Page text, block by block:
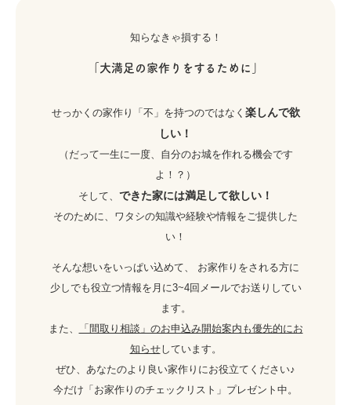
知らなきゃ損する！
「大満足の家作りをするために」
せっかくの家作り「不」を持つのではなく 楽しんで欲
しい！
（だって一生に一度、自分のお城を作れる機会です
よ！？）
そして、 できた家には満足して欲しい！
そのために、ワタシの知識や経験や情報をご提供した
い！
そんな想いをいっぱい込めて、 お家作りをされる方に
少しでも役立つ情報を月に3~4回メールでお送りしてい
ます。
また、
「間取り相談」のお申込み開始案内も優先的にお
知らせしています。
ぜひ、あなたのより良い家作りにお役立てください♪
今だけ「お家作りのチェックリスト」プレゼント中。